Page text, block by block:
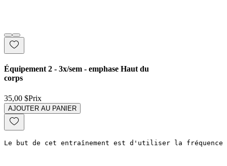
Équipement 2 - 3x/sem - emphase Haut du
corps
35,00 $Prix
AJOUTER AU PANIER
Le but de cet entraînement est d'utiliser la fréquence